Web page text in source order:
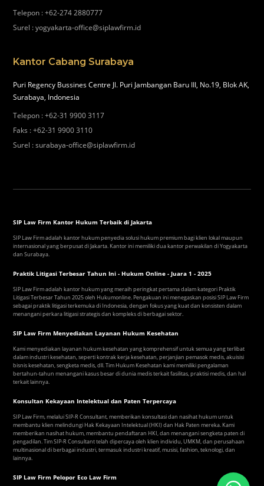
Telepon :+62-274 2880777
Surel :yogyakarta-office@siplawfirm.id
Kantor Cabang Surabaya
Puri Regency Bussines Centre Jl. Puri Jambangan Baru III, No.19, Blok AK,
Surabaya, Indonesia
Telepon :+62-31 9900 3117
Faks :+62-31 9900 3110
Surel :surabaya-office@siplawfirm.id
SIP Law Firm Kantor Hukum Terbaik di Jakarta
SIP Law Firm adalah kantor hukum penyedia solusi hukum premium bagi klien lokal maupun
internasional yang berpusat di Jakarta. Kantor ini memiliki dua kantor perwakilan di Yogyakarta
dan Surabaya.
Praktik Litigasi Terbesar Tahun Ini - Hukum Online - Juara 1 - 2025
SIP Law Firm adalah kantor hukum yang meraih peringkat pertama dalam kategori Praktik
Litigasi Terbesar Tahun 2025 oleh Hukumonline. Pengakuan ini menegaskan posisi SIP Law Firm
sebagai praktik litigasi terkemuka di Indonesia, dengan fokus yang kuat dan konsisten dalam
menangani perkara litigasi strategis dan kompleks di berbagai sektor.
SIP Law Firm Menyediakan Layanan Hukum Kesehatan
Kami menyediakan layanan hukum kesehatan yang komprehensif untuk semua yang terlibat
dalam industri kesehatan, seperti kontrak kerja kesehatan, perjanjian pemasok medis, akuisisi
bisnis kesehatan, sengketa medis, dll. Tim Hukum Kesehatan kami memiliki pengalaman
bertahun-tahun menangani kasus besar di dunia medis terkait fasilitas, praktisi medis, dan hal
terkait lainnya.
Konsultan Kekayaan Intelektual dan Paten Terpercaya
SIP Law Firm, melalui SIP-R Consultant, memberikan konsultasi dan nasihat hukum untuk
membantu klien melindungi Hak Kekayaan Intelektual (HKI) dan Hak Paten mereka. Kami
memberikan nasihat hukum, membantu pendaftaran HKI, dan menangani sengketa paten di
pengadilan. Tim SIP-R Consultant telah dipercaya oleh klien individu, UMKM, dan perusahaan
multinasional di berbagai industri, termasuk industri kreatif, musisi, fashion, teknologi, dan
lainnya.
SIP Law Firm Pelopor Eco Law Firm